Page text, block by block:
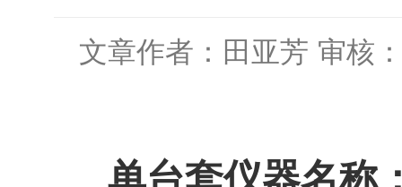
文章作者：田亚芳 审核
单台套仪器名称